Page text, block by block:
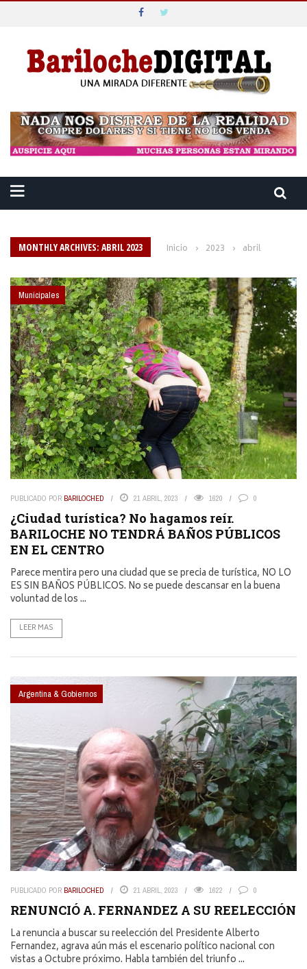
MONTHLY ARCHIVES: ABRIL 2023 Inicio › 2023 › abril
Municipales
PUBLICADO POR BARILOCHED 21 ABRIL, 2023 1620 0
¿Ciudad turística? No hagamos reír.
BARILOCHE NO TENDRÁ BAÑOS PÚBLICOS
EN EL CENTRO
Parece mentira pero una ciudad que se precia de turística, NO LO
ES SIN BAÑOS PÚBLICOS. No se puede descansar en la buena
voluntad de los ...
LEER MAS
Argentina & Gobiernos
PUBLICADO POR BARILOCHED 21 ABRIL, 2023 1622 0
RENUNCIÓ A. FERNANDEZ A SU REELECCIÓN
La renuncia a buscar su reelección del Presidente Alberto
Fernandez, agrava aún más el escenario político nacional con
vistas a Octubre próximo. Habla también del triunfo ...